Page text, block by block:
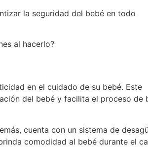
la seguridad del bebé en todo
al hacerlo?
en el cuidado de su bebé. Este
del bebé y facilita el proceso de
cuenta con un sistema de
comodidad al bebé durante el